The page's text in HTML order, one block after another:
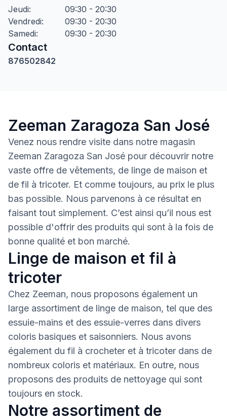
Jeudi:
09:30 - 20:30
Vendredi:
09:30 - 20:30
Samedi: 09:30 - 20:30
Contact
876502842
Zeeman Zaragoza San José
Venez nous rendre visite dans notre magasin
Zeeman Zaragoza San José pour découvrir notre
vaste offre de vêtements, de linge de maison et
de fil à tricoter. Et comme toujours, au prix le plus
bas possible. Nous parvenons à ce résultat en
faisant tout simplement. C’est ainsi qu’il nous est
possible d'offrir des produits qui sont à la fois de
bonne qualité et bon marché.
Linge de maison et fil à
tricoter
Chez Zeeman, nous proposons également un
large assortiment de linge de maison, tel que des
essuie-mains et des essuie-verres dans divers
coloris basiques et saisonniers. Nous avons
également du fil à crocheter et à tricoter dans de
nombreux coloris et matériaux. En outre, nous
proposons des produits de nettoyage qui sont
toujours en stock.
Notre assortiment de